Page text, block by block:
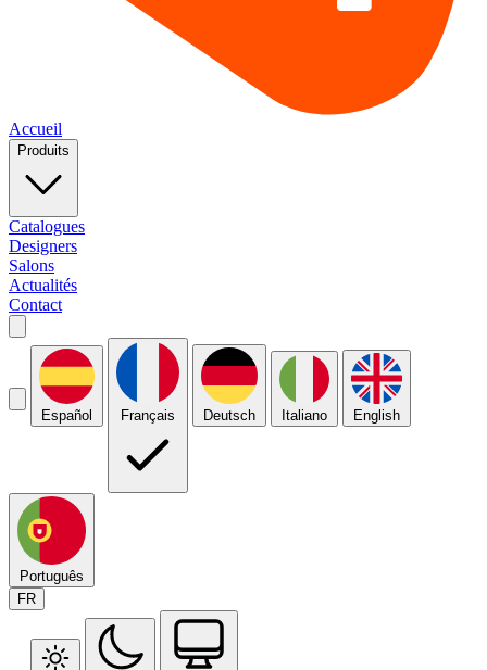
Accueil
Produits
Catalogues
Designers
Salons
Actualités
Contact
Español Français Deutsch Italiano English
Português
FR